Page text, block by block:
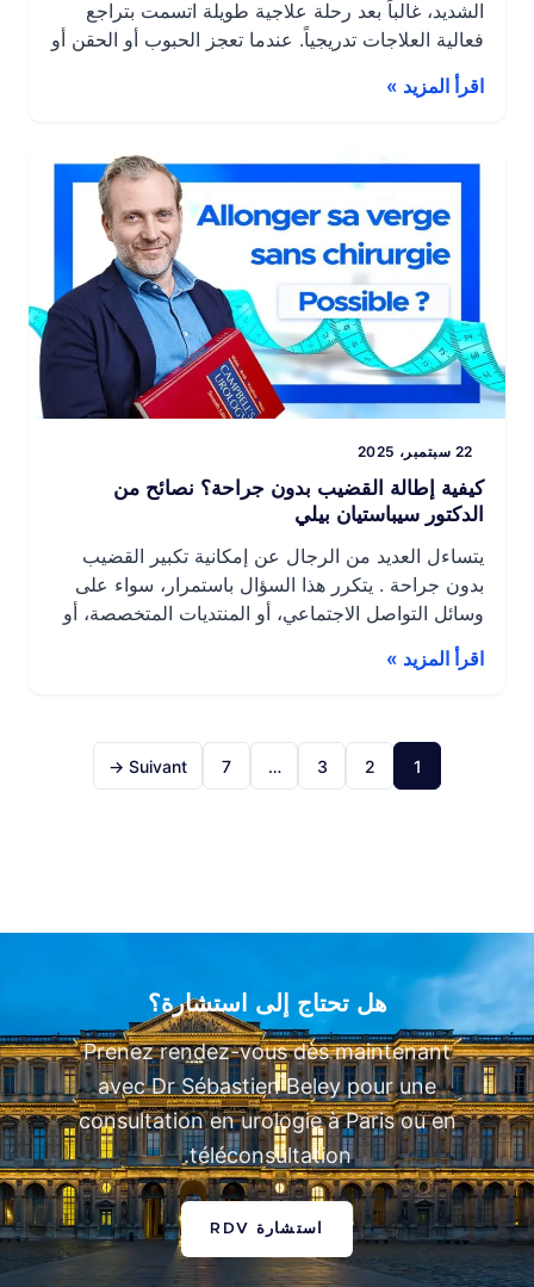
الشديد، غالباً بعد رحلة علاجية طويلة اتسمت بتراجع
فعالية العلاجات تدريجياً. عندما تعجز الحبوب أو الحقن أو
الأجهزة الخارجية عن تحقيق انتصاب كافٍ، تُصبح زراعة
دعامة القضيب الحل الأمثل والأكثر موثوقية وديمومة.
التكنولوجية الكبيرة: مواد أقوى، وأجهزة أكثر دقة، […]
اقرأ المزيد »
22 سبتمبر، 2025
كيفية إطالة القضيب بدون جراحة؟ نصائح من
الدكتور سيباستيان بيلي
يتساءل العديد من الرجال عن إمكانية تكبير القضيب
بدون جراحة . يتكرر هذا السؤال باستمرار، سواء على
وسائل التواصل الاجتماعي، أو المنتديات المتخصصة، أو
حتى خلال الاستشارات الطبية. في ظل وجود كم هائل
من المعلومات، التي قد تكون متضاربة أحيانًا، من
اقرأ المزيد »
1
2
3
…
7
Suivant →
هل تحتاج إلى استشارة؟
Prenez rendez-vous dès maintenant
avec Dr Sébastien Beley pour une
consultation en urologie à Paris ou en
téléconsultation.
استشارة RDV